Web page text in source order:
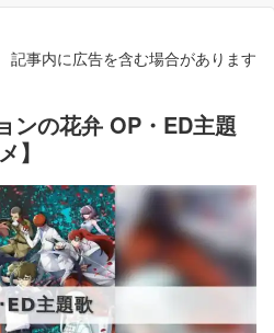
記事内に広告を含む場合があります
ンの花弁 OP・ED主題
】